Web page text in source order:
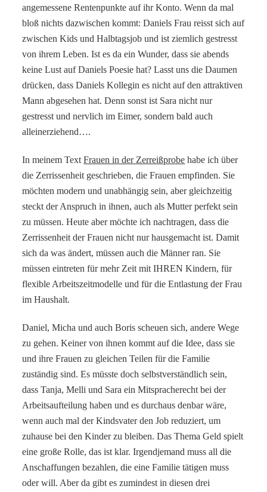
angemessene Rentenpunkte auf ihr Konto. Wenn da mal
bloß nichts dazwischen kommt: Daniels Frau reisst sich auf
zwischen Kids und Halbtagsjob und ist ziemlich gestresst
von ihrem Leben. Ist es da ein Wunder, dass sie abends
keine Lust auf Daniels Poesie hat? Lasst uns die Daumen
drücken, dass Daniels Kollegin es nicht auf den attraktiven
Mann abgesehen hat. Denn sonst ist Sara nicht nur
gestresst und nervlich im Eimer, sondern bald auch
alleinerziehend….
In meinem TextFrauen in der Zerreißprobe habe ich über
die Zerrissenheit geschrieben, die Frauen empfinden. Sie
möchten modern und unabhängig sein, aber gleichzeitig
steckt der Anspruch in ihnen, auch als Mutter perfekt sein
zu müssen. Heute aber möchte ich nachtragen, dass die
Zerrissenheit der Frauen nicht nur hausgemacht ist. Damit
sich da was ändert, müssen auch die Männer ran. Sie
müssen eintreten für mehr Zeit mit IHREN Kindern, für
flexible Arbeitszeitmodelle und für die Entlastung der Frau
im Haushalt.
Daniel, Micha und auch Boris scheuen sich, andere Wege
zu gehen. Keiner von ihnen kommt auf die Idee, dass sie
und ihre Frauen zu gleichen Teilen für die Familie
zuständig sind. Es müsste doch selbstverständlich sein,
dass Tanja, Melli und Sara ein Mitspracherecht bei der
Arbeitsaufteilung haben und es durchaus denbar wäre,
wenn auch mal der Kindsvater den Job reduziert, um
zuhause bei den Kinder zu bleiben. Das Thema Geld spielt
eine große Rolle, das ist klar. Irgendjemand muss all die
Anschaffungen bezahlen, die eine Familie tätigen muss
oder will. Aber da gibt es zumindest in diesen drei